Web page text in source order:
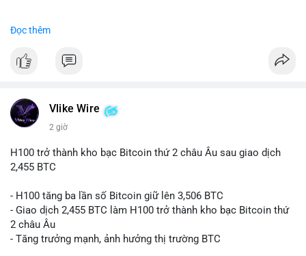
📰 Nguồn: CoinDesk
Đọc thêm
Vlike Wire
2 giờ
H100 trở thành kho bạc Bitcoin thứ 2 châu Âu sau giao dịch
2,455 BTC
- H100 tăng ba lần số Bitcoin giữ lên 3,506 BTC
- Giao dịch 2,455 BTC làm H100 trở thành kho bạc Bitcoin thứ
2 châu Âu
- Tăng trưởng mạnh, ảnh hưởng thị trường BTC